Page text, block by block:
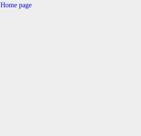
Home page